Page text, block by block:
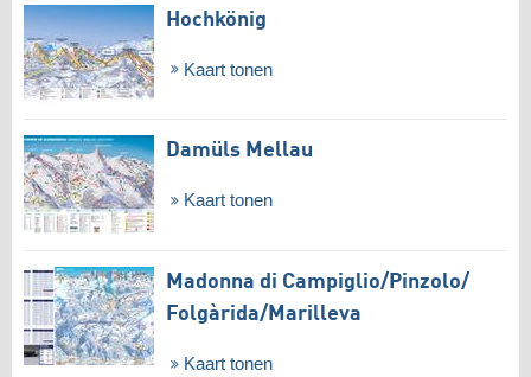
Hochkönig
Kaart tonen
Damüls Mellau
Kaart tonen
Madonna di Campiglio/​Pinzolo/​
Folgàrida/​Marilleva
Kaart tonen